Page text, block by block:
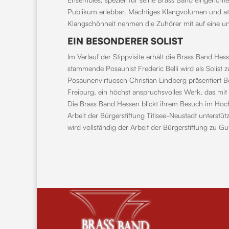
Publikum erlebbar. Mächtiges Klangvolumen und
Klangschönheit nehmen die Zuhörer mit auf eine
EIN BESONDERER SOLIST
Im Verlauf der Stippvisite erhält die Brass Band
stammende Posaunist Frederic Belli wird als Solist
Posaunenvirtuosen Christian Lindberg präsentiert
Freiburg, ein höchst anspruchsvolles Werk, das
Die Brass Band Hessen blickt ihrem Besuch im
Arbeit der Bürgerstiftung Titisee-Neustadt
wird vollständig der Arbeit der Bürgerstiftung zu